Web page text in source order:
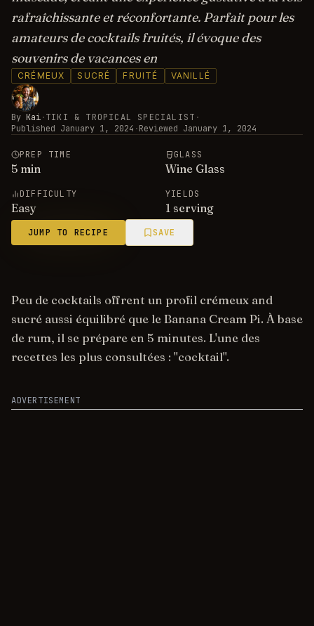
rafraîchissante et réconfortante. Parfait pour les
amateurs de cocktails fruités, il évoque des
souvenirs de vacances en
CRÉMEUX SUCRÉ FRUITÉ VANILLÉ
By Kai·TIKI & TROPICAL SPECIALIST ·
Published January 1, 2024 ·Reviewed January 1, 2024
PREP TIME
5 min
GLASS
Wine Glass
DIFFICULTY
Easy
YIELDS
1 serving
JUMP TO RECIPE SAVE
Peu de cocktails offrent un profil crémeux and
sucré aussi équilibré que le Banana Cream Pi. À base
de rum, il se prépare en 5 minutes. L'une des
recettes les plus consultées : "cocktail".
ADVERTISEMENT